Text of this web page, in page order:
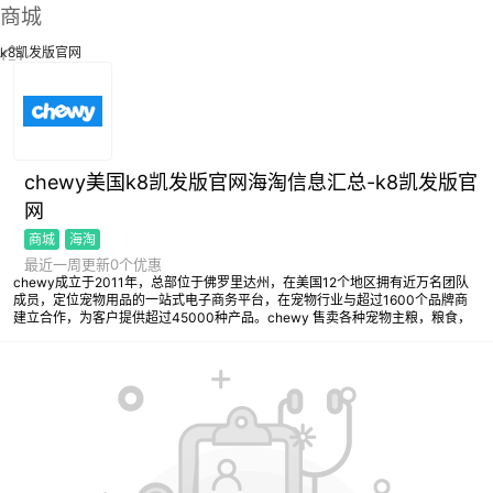
商城
k8凯发版官网
chewy美国k8凯发版官网海淘信息汇总-k8凯发版官
网
商城 海淘
最近一周更新0个优惠
chewy成立于2011年，总部位于佛罗里达州，在美国12个地区拥有近万名团队
成员，定位宠物用品的一站式电子商务平台，在宠物行业与超过1600个品牌商
建立合作，为客户提供超过45000种产品。chewy 售卖各种宠物主粮，粮食，